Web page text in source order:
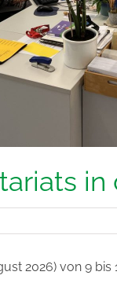
in
2026) von 9 bis